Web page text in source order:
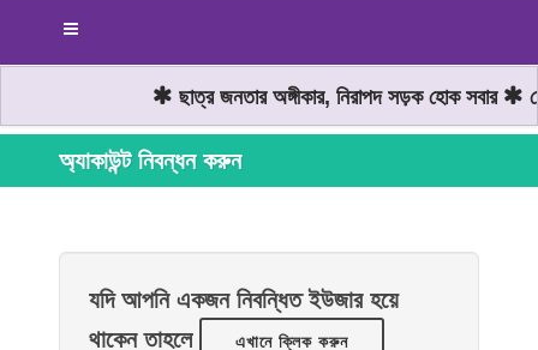
ছাত্র জনতার অঙ্গীকার, নিরাপদ সড়ক হোক সবার
অ্যাকাউন্ট নিবন্ধন করুন
যদি আপনি একজন নিবন্ধিত ইউজার হয়ে
থাকেন তাহলে
এখানে ক্লিক করুন